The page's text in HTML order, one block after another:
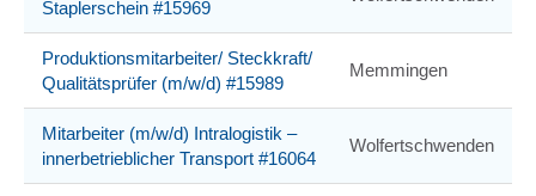
Staplerschein #15969
Produktionsmitarbeiter/ Steckkraft/
Qualitätsprüfer (m/w/d) #15989
Memmingen
Mitarbeiter (m/w/d) Intralogistik –
innerbetrieblicher Transport #16064
Wolfertschwenden